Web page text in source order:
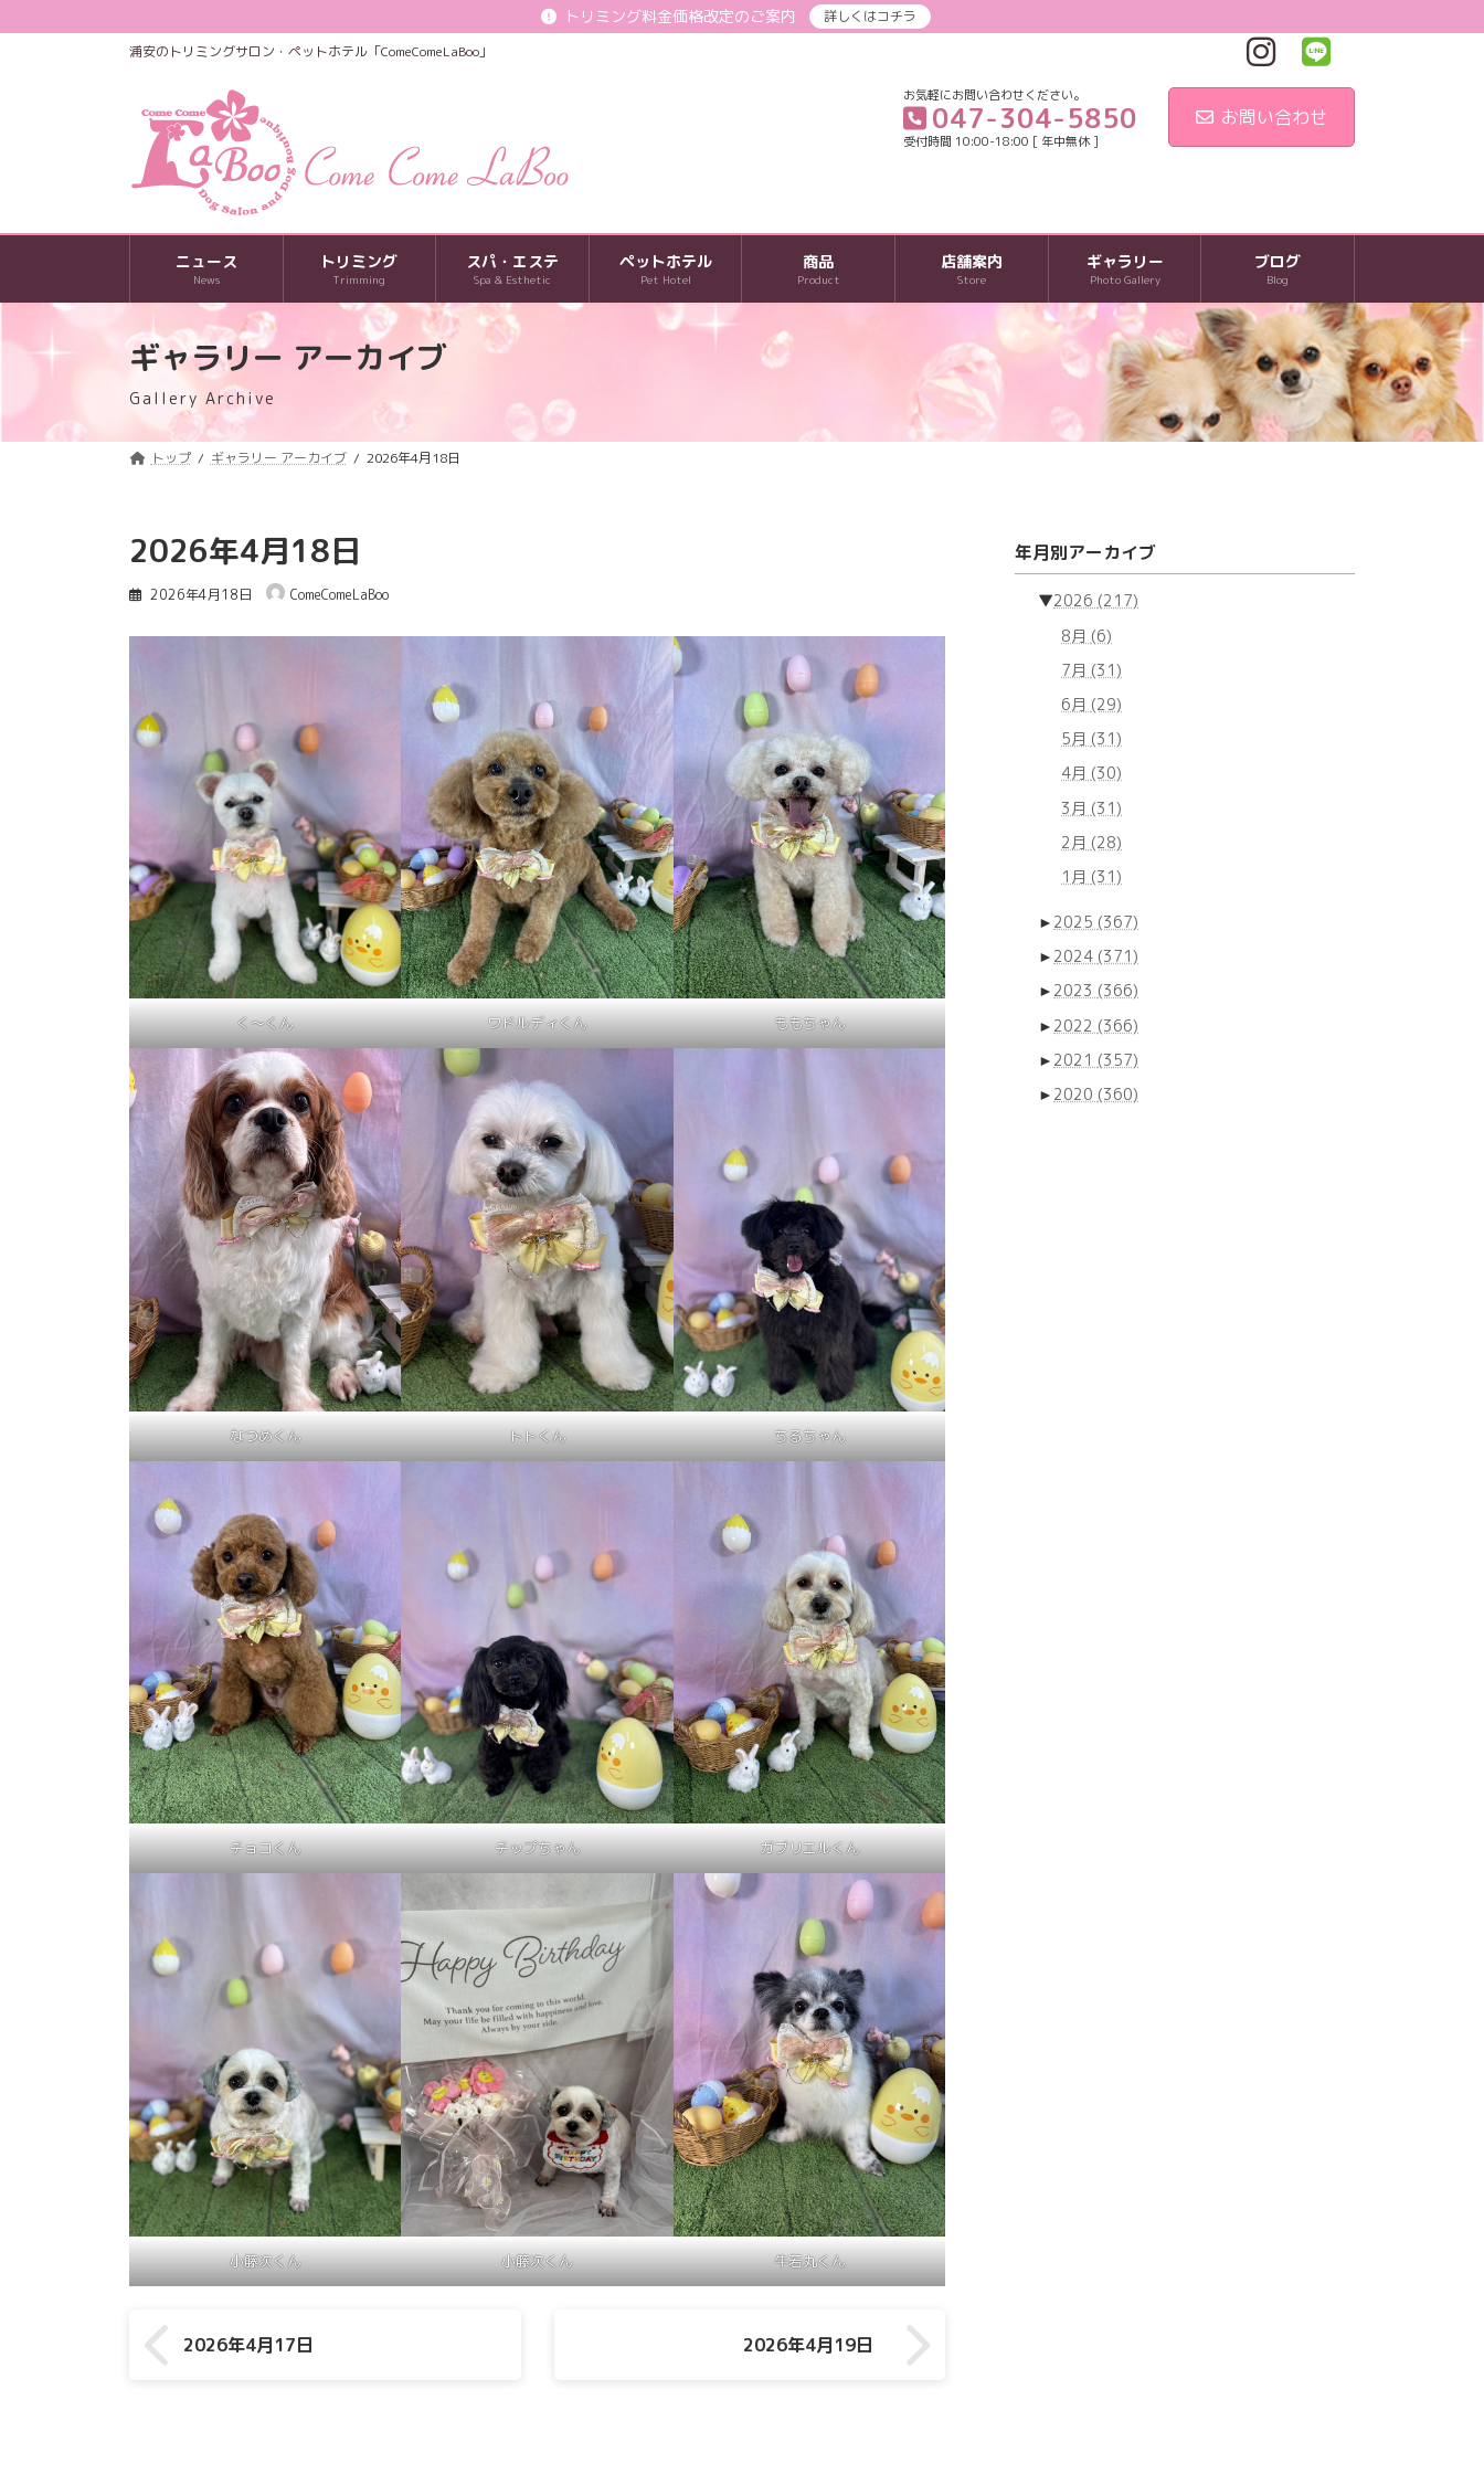
ン
ビ
トリミング料金価格改定のご案内
詳しくはコチラ
浦安のトリミングサロン・ペットホテル「ComeComeLaBoo」
お気軽にお問い合わせください。
047-304-5850
受付時間 10:00-18:00 [ 年中無休 ]
お問い合わせ
ニュース
News
トリミング
Trimming
スパ・エステ
Spa & Esthetic
ペットホテル
Pet Hotel
商品
Product
店舗案内
Store
ギャラリー
Photo Gallery
ブログ
Blog
ギャラリー アーカイブ
Gallery Archive
トップ ギャラリー アーカイブ 2026年4月18日
2026年4月18日
2026年4月18日 ComeComeLaBoo
く～くん ワドルディくん ももちゃん
なつめくん トトくん ちるちゃん
チョコくん チップちゃん ガブリエルくん
小籐次くん 小籐次くん 牛若丸くん
2026年4月17日 2026年4月19日
年月別アーカイブ
▼2026 (217)
8月 (6)
7月 (31)
6月 (29)
5月 (31)
4月 (30)
3月 (31)
2月 (28)
1月 (31)
► 2025 (367)
► 2024 (371)
► 2023 (366)
► 2022 (366)
► 2021 (357)
► 2020 (360)